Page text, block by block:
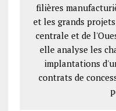
filières
et les grands
centrale et de
elle analyse les
implantations
contrats de